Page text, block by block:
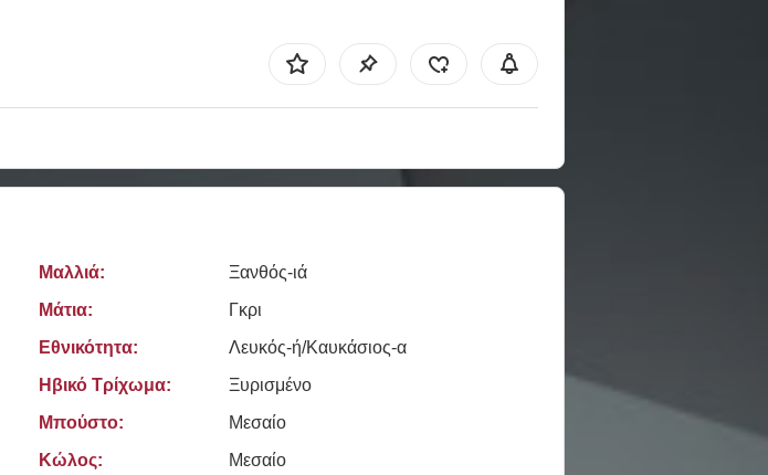
Μαλλιά:
Ξανθός-ιά
Μάτια:
Γκρι
Εθνικότητα:
Λευκός-ή/Καυκάσιος-α
Ηβικό Τρίχωμα:
Ξυρισμένο
Μπούστο:
Μεσαίο
Κώλος:
Μεσαίο